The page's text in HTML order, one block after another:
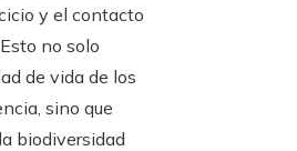
y el contacto
no solo
de vida de los
sino que
biodiversidad